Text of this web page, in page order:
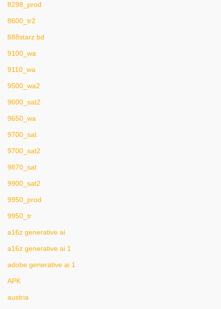
8298_prod
8600_tr2
888starz bd
9100_wa
9110_wa
9500_wa2
9600_sat2
9650_wa
9700_sat
9700_sat2
9870_sat
9900_sat2
9950_prod
9950_tr
a16z generative ai
a16z generative ai 1
adobe generative ai 1
APK
austria